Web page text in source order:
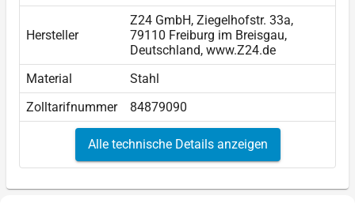
Hersteller
Z24 GmbH, Ziegelhofstr. 33a,
79110 Freiburg im Breisgau,
Deutschland, www.Z24.de
Material
Stahl
Zolltarifnummer
84879090
Alle technische Details anzeigen